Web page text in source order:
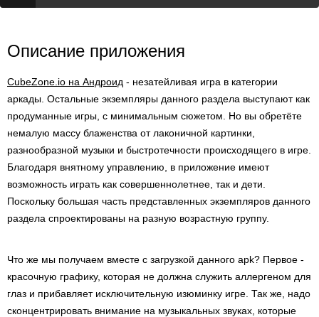
Описание приложения
CubeZone.io на Андроид - незатейливая игра в категории
аркады. Остальные экземпляры данного раздела выступают как
продуманные игры, с минимальным сюжетом. Но вы обретёте
немалую массу блаженства от лаконичной картинки,
разнообразной музыки и быстротечности происходящего в игре.
Благодаря внятному управлению, в приложение имеют
возможность играть как совершеннолетнее, так и дети.
Поскольку большая часть представленных экземпляров данного
раздела спроектированы на разную возрастную группу.
Что же мы получаем вместе с загрузкой данного apk? Первое -
красочную графику, которая не должна служить аллергеном для
глаз и прибавляет исключительную изюминку игре. Так же, надо
сконцентрировать внимание на музыкальных звуках, которые